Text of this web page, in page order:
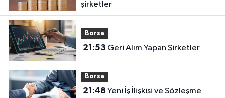
şirketler
Borsa
21:53 Geri Alım Yapan Şirketler
Borsa
21:48